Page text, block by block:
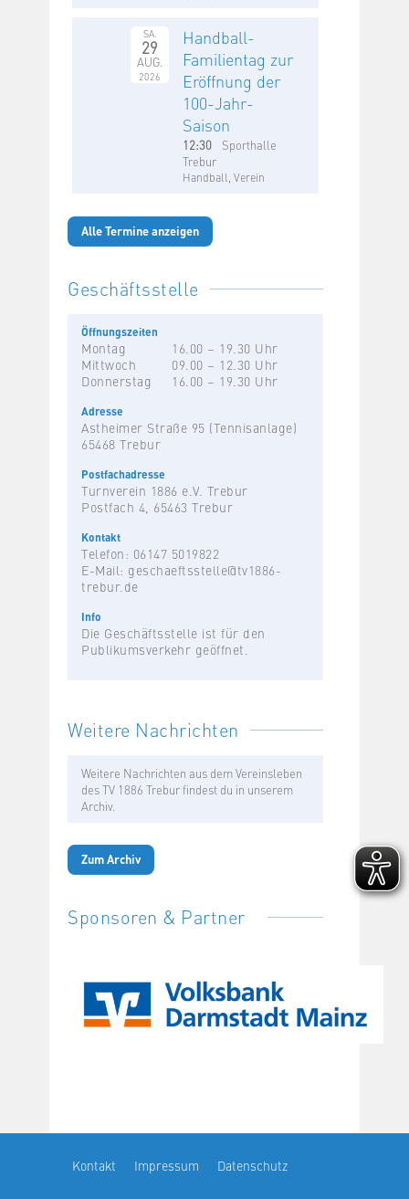
SA.
29
AUG.
2026
Handball-
Familientag zur
Eröffnung der
100-Jahr-
Saison
12:30
Sporthalle
Trebur
Handball, Verein
Alle Termine anzeigen
Geschäftsstelle
Öffnungszeiten
Montag
16.00 – 19.30 Uhr
Mittwoch
09.00 – 12.30 Uhr
Donnerstag
16.00 – 19.30 Uhr
Adresse
Astheimer Straße 95 (Tennisanlage)
65468 Trebur
Postfachadresse
Turnverein 1886 e.V. Trebur
Postfach 4, 65463 Trebur
Kontakt
Telefon: 06147 5019822
E-Mail: geschaeftsstelle@tv1886-
trebur.de
Info
Die Geschäftsstelle ist für den
Publikumsverkehr geöffnet.
Weitere Nachrichten
Weitere Nachrichten aus dem Vereinsleben
des TV 1886 Trebur findest du in unserem
Archiv.
Zum Archiv
Sponsoren & Partner
Kontakt Impressum Datenschutz